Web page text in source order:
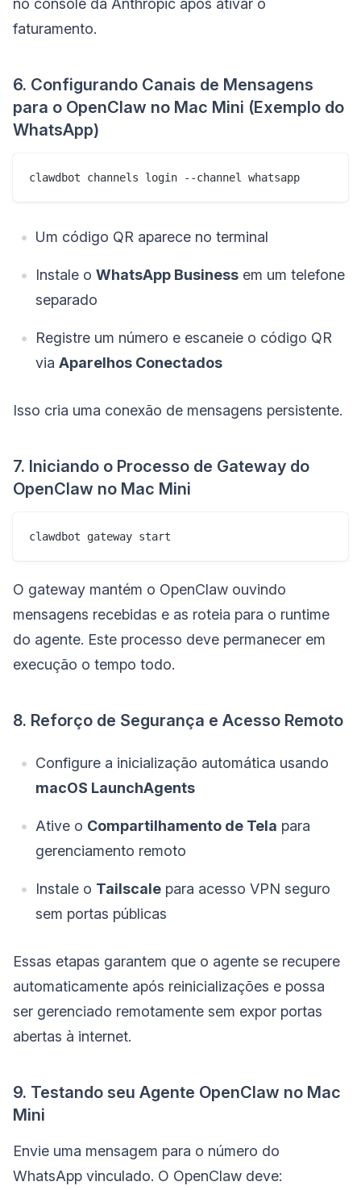
no console da Anthropic após ativar o
faturamento.
6. Configurando Canais de Mensagens
para o OpenClaw no Mac Mini (Exemplo do
WhatsApp)
clawdbot channels login --channel whatsapp
Um código QR aparece no terminal
Instale o WhatsApp Business em um telefone
separado
Registre um número e escaneie o código QR
via Aparelhos Conectados
Isso cria uma conexão de mensagens persistente.
7. Iniciando o Processo de Gateway do
OpenClaw no Mac Mini
clawdbot gateway start
O gateway mantém o OpenClaw ouvindo
mensagens recebidas e as roteia para o runtime
do agente. Este processo deve permanecer em
execução o tempo todo.
8. Reforço de Segurança e Acesso Remoto
Configure a inicialização automática usando
macOS LaunchAgents
Ative o Compartilhamento de Tela para
gerenciamento remoto
Instale o Tailscale para acesso VPN seguro
sem portas públicas
Essas etapas garantem que o agente se recupere
automaticamente após reinicializações e possa
ser gerenciado remotamente sem expor portas
abertas à internet.
9. Testando seu Agente OpenClaw no Mac
Mini
Envie uma mensagem para o número do
WhatsApp vinculado. O OpenClaw deve: